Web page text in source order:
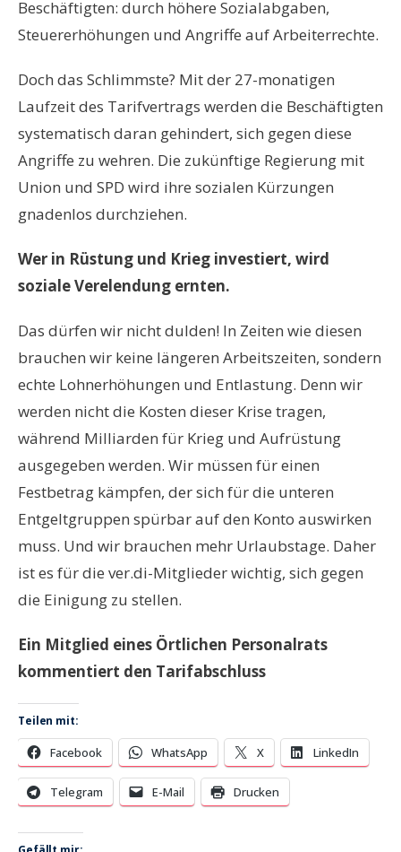
Beschäftigten: durch höhere Sozialabgaben,
Steuererhöhungen und Angriffe auf Arbeiterrechte.
Doch das Schlimmste? Mit der 27-monatigen
Laufzeit des Tarifvertrags werden die Beschäftigten
systematisch daran gehindert, sich gegen diese
Angriffe zu wehren. Die zukünftige Regierung mit
Union und SPD wird ihre sozialen Kürzungen
gnadenlos durchziehen.
Wer in Rüstung und Krieg investiert, wird
soziale Verelendung ernten.
Das dürfen wir nicht dulden! In Zeiten wie diesen
brauchen wir keine längeren Arbeitszeiten, sondern
echte Lohnerhöhungen und Entlastung. Denn wir
werden nicht die Kosten dieser Krise tragen,
während Milliarden für Krieg und Aufrüstung
ausgegeben werden. Wir müssen für einen
Festbetrag kämpfen, der sich für die unteren
Entgeltgruppen spürbar auf den Konto auswirken
muss. Und wir brauchen mehr Urlaubstage. Daher
ist es für die ver.di-Mitglieder wichtig, sich gegen
die Einigung zu stellen.
Ein Mitglied eines Örtlichen Personalrats
kommentiert den Tarifabschluss
Teilen mit:
Facebook WhatsApp X LinkedIn
Telegram E-Mail Drucken